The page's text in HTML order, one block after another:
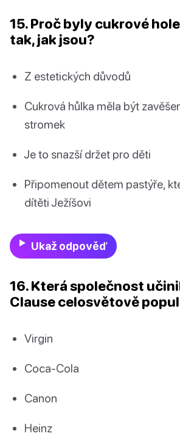
15. Proč byly cukrové
tak, jak jsou?
Z estetických důvodů
Cukrová hůlka měla být
stromek
Je to snazší držet pro děti
Připomenout dětem pastýře,
dítěti Ježíšovi
Ukaž odpověď
16. Která společnost
Clause celosvětově
Virgin
Coca-Cola
Canon
Heinz